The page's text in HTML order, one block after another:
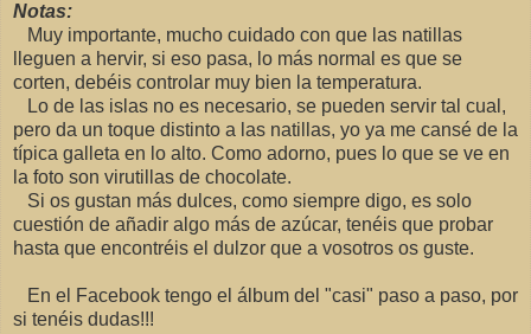
Notas:
Muy importante, mucho cuidado con que las natillas
lleguen a hervir, si eso pasa, lo más normal es que se
corten, debéis controlar muy bien la temperatura.
Lo de las islas no es necesario, se pueden servir tal cual,
pero da un toque distinto a las natillas, yo ya me cansé de la
típica galleta en lo alto. Como adorno, pues lo que se ve en
la foto son virutillas de chocolate.
Si os gustan más dulces, como siempre digo, es solo
cuestión de añadir algo más de azúcar, tenéis que probar
hasta que encontréis el dulzor que a vosotros os guste.
En el Facebook tengo el álbum del "casi" paso a paso, por
si tenéis dudas!!!